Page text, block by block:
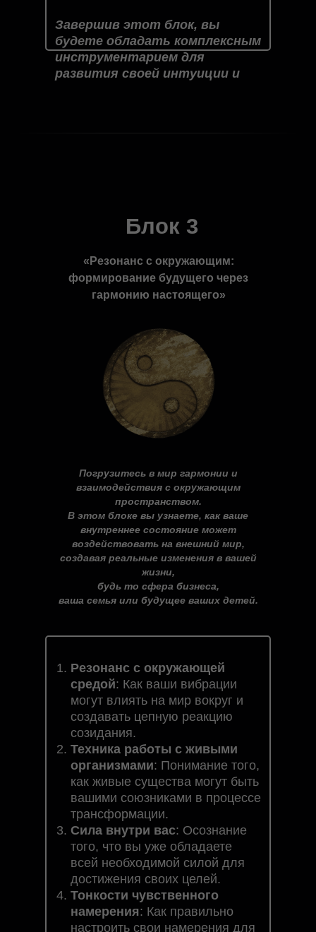
Завершив этот блок, вы
будете обладать комплексным
инструментарием для
развития своей интуиции и
Блок 3
Погрузитесь в мир гармонии и
взаимодействия с окружающим
пространством.
В этом блоке вы узнаете, как ваше
внутреннее состояние может
воздействовать на внешний мир,
создавая реальные изменения в вашей
жизни,
будь то сфера бизнеса,
ваша семья или будущее ваших детей.
Резонанс с окружающей
средой: Как ваши вибрации
могут влиять на мир вокруг и
создавать цепную реакцию
созидания.
Техника работы с живыми
организмами: Понимание того,
как живые существа могут быть
вашими союзниками в процессе
трансформации.
Сила внутри вас: Осознание
того, что вы уже обладаете
всей необходимой силой для
достижения своих целей.
Тонкости чувственного
намерения: Как правильно
настроить свои намерения для
« Резонанс с окружающим:
формирование будущего через
гармонию настоящего»